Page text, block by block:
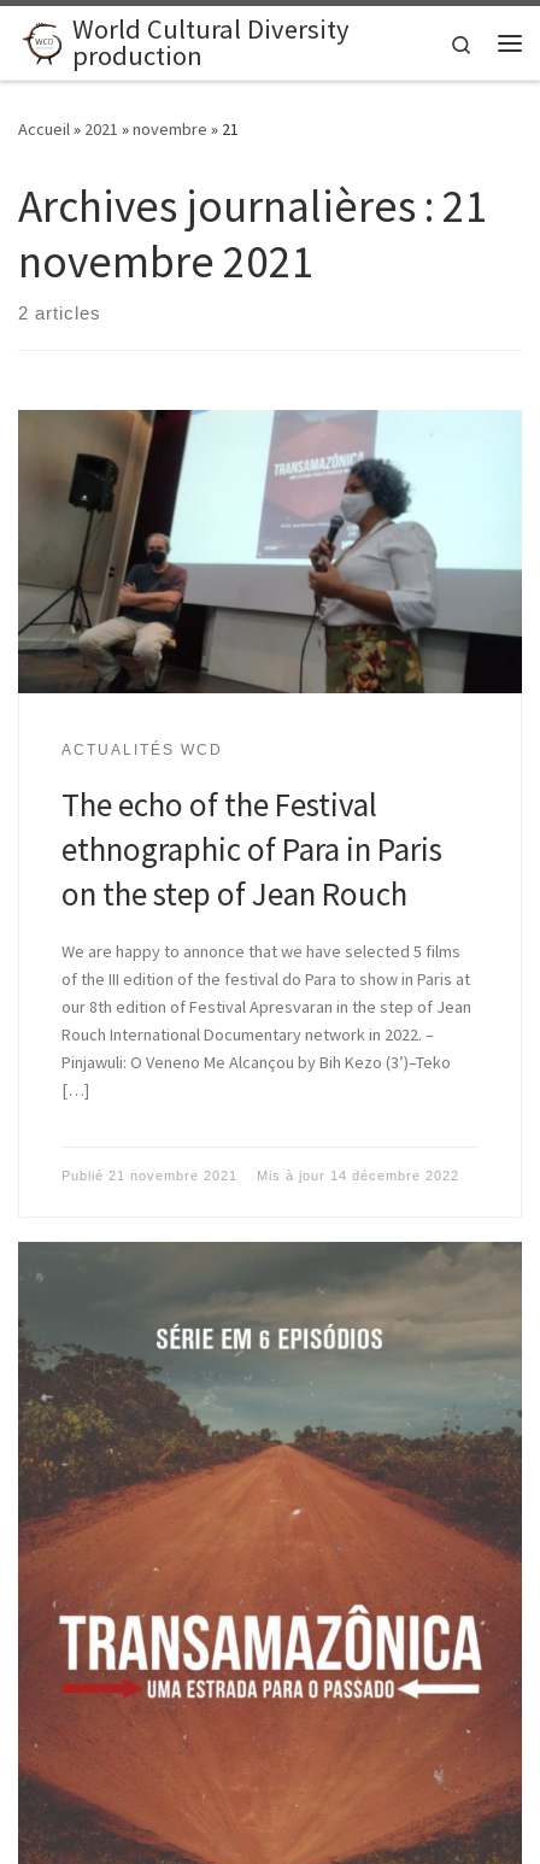
Skip to content
World Cultural Diversity
production
Search
Accueil» 2021 »novembre » 21
Archives journalières : 21
novembre 2021
2 articles
ACTUALITÉS WCD
The echo of the Festival
ethnographic of Para in Paris
on the step of Jean Rouch
We are happy to annonce that we have selected 5 films
of the III edition of the festival do Para to show in Paris at
our 8th edition of Festival Apresvaran in the step of Jean
Rouch International Documentary network in 2022. –
Pinjawuli: O Veneno Me Alcançou by Bih Kezo (3’)–Teko
[…]
Publié 21 novembre 2021 Mis à jour 14 décembre 2022